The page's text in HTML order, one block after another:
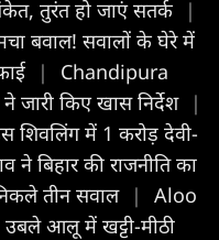
तुरंत हो जाएं सतर्क
|
बवाल! सवालों के घेरे में
|
Chandipura
जारी किए खास निर्देश |
शिवलिंग में 1 करोड़ देवी-
ने बिहार की राजनीति का
तीन सवाल |
Aloo
आलू में खट्टी-मीठी